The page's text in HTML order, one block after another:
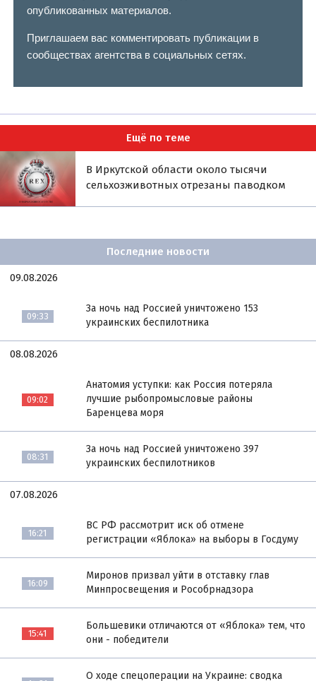
опубликованных материалов.
Приглашаем вас комментировать публикации в
сообществах агентства в социальных сетях.
Ещё по теме
В Иркутской области около тысячи
сельхозживотных отрезаны паводком
Последние новости
09.08.2026
09:33
За ночь над Россией уничтожено 153
украинских беспилотника
08.08.2026
09:02
Анатомия уступки: как Россия потеряла
лучшие рыбопромысловые районы
Баренцева моря
08:31
За ночь над Россией уничтожено 397
украинских беспилотников
07.08.2026
16:21
ВС РФ рассмотрит иск об отмене
регистрации «Яблока» на выборы в Госдуму
16:09
Миронов призвал уйти в отставку глав
Минпросвещения и Рособрнадзора
15:41
Большевики отличаются от «Яблока» тем, что
они - победители
О ходе спецоперации на Украине: сводка